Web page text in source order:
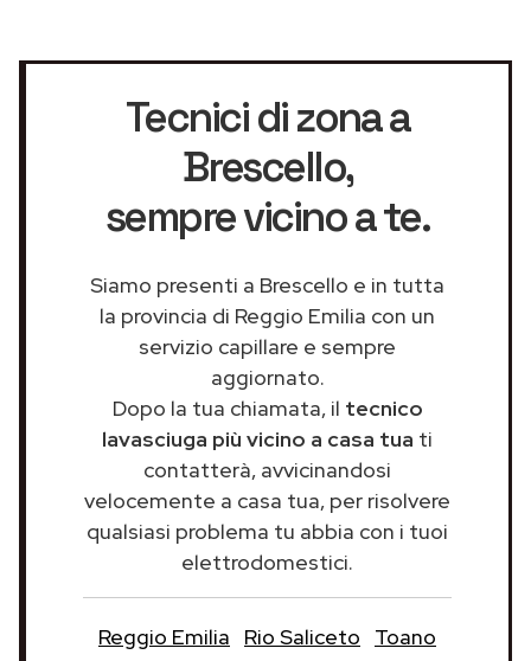
Tecnici di zona a
Brescello,
sempre vicino a te.
Siamo presenti a Brescello e in tutta
la provincia di Reggio Emilia con un
servizio capillare e sempre
aggiornato.
Dopo la tua chiamata, il tecnico
lavasciuga più vicino a casa tua ti
contatterà, avvicinandosi
velocemente a casa tua, per risolvere
qualsiasi problema tu abbia con i tuoi
elettrodomestici.
Reggio Emilia Rio Saliceto
Toano